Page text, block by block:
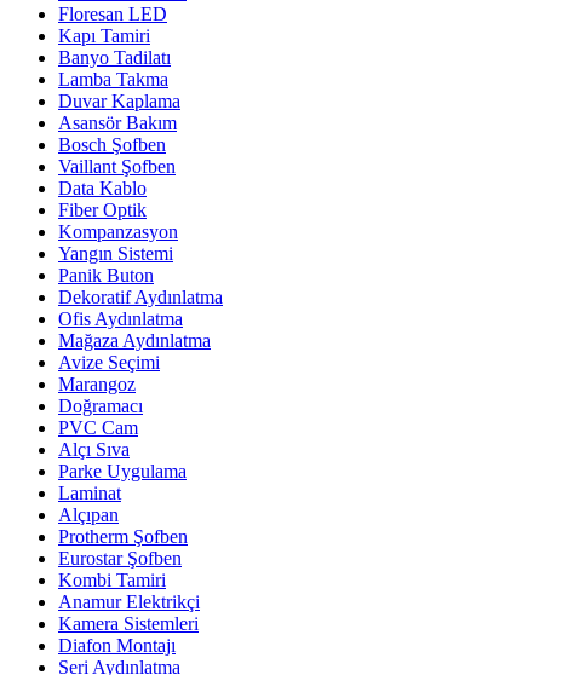
Floresan LED
Kapı Tamiri
Banyo Tadilatı
Lamba Takma
Duvar Kaplama
Asansör Bakım
Bosch Şofben
Vaillant Şofben
Data Kablo
Fiber Optik
Kompanzasyon
Yangın Sistemi
Panik Buton
Dekoratif Aydınlatma
Ofis Aydınlatma
Mağaza Aydınlatma
Avize Seçimi
Marangoz
Doğramacı
PVC Cam
Alçı Sıva
Parke Uygulama
Laminat
Alçıpan
Protherm Şofben
Eurostar Şofben
Kombi Tamiri
Anamur Elektrikçi
Kamera Sistemleri
Diafon Montajı
Seri Aydınlatma